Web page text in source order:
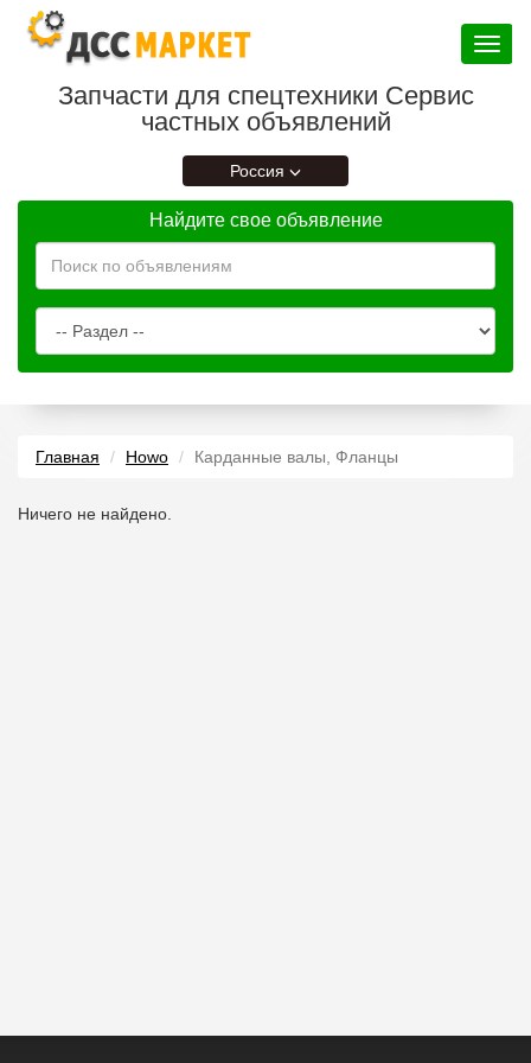
Toggle
Запчасти для спецтехники Сервис
частных объявлений
Россия
Найдите свое объявление
Главная Howo Карданные валы, Фланцы
Ничего не найдено.